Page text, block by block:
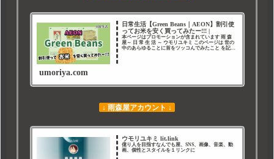
日常生活【Green Beans｜AEON】割引使
ってお米を安く買ってみたー!!! |
本ページはプロモーションが含まれています 雨 森
屋～ 日 常 生 活 ～ ウモリユキミ このページは 世の
中のあらゆることに首をツッコんでみたこと を記録
umoriya.com
↓ 雨森屋アカウント ↓
ウモリユキミ lit.link
億り人を目指すなんでも屋、SNS、画像、音楽、動
画、個性とスタイルを１リンクに